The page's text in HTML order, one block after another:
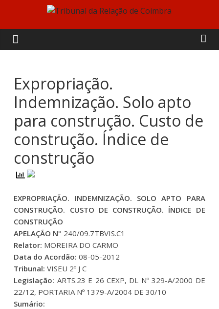
content
Tribunal
da
Relação
de
Coimbra
Expropriação.
Indemnização. Solo apto
para construção. Custo de
construção. Índice de
construção
EXPROPRIAÇÃO. INDEMNIZAÇÃO. SOLO APTO PARA
CONSTRUÇÃO. CUSTO DE CONSTRUÇÃO. ÍNDICE DE
CONSTRUÇÃO
APELAÇÃO Nº 240/09.7TBVIS.C1
Relator: MOREIRA DO CARMO
Data do Acordão: 08-05-2012
Tribunal:VISEU 2º J C
Legislação: ARTS.23 E 26 CEXP, DL Nº 329-A/2000 DE
22/12, PORTARIA Nº 1379-A/2004 DE 30/10
Sumário: